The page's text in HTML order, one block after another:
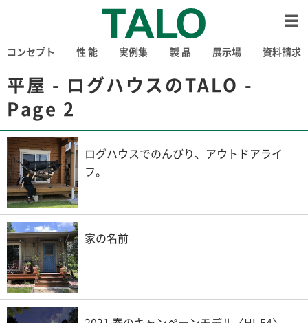
コンセプト 性 能 実例集 製 品 展示場 資料請求
平屋 - ログハウスのTALO -
Page 2
ログハウスでのんびり、アウトドアライ
フ。
家の名前